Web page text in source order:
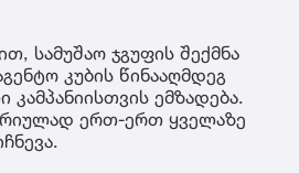
სამუშაო ჯგუფის შექმნა
კუბის წინააღმდეგ
ემზადება.
ერთ-ერთ ყველაზე